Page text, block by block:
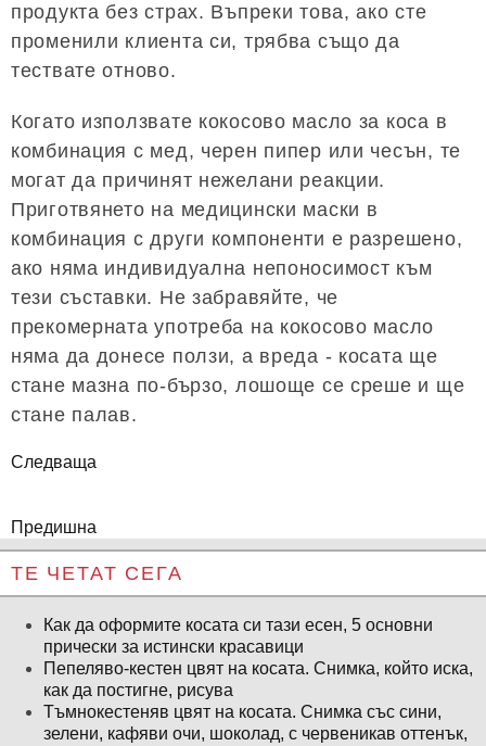
продукта без страх. Въпреки това, ако сте
променили клиента си, трябва също да
тествате отново.
Когато използвате кокосово масло за коса в
комбинация с мед, черен пипер или чесън, те
могат да причинят нежелани реакции.
Приготвянето на медицински маски в
комбинация с други компоненти е разрешено,
ако няма индивидуална непоносимост към
тези съставки. Не забравяйте, че
прекомерната употреба на кокосово масло
няма да донесе ползи, а вреда - косата ще
стане мазна по-бързо, лошоще се среше и ще
стане палав.
Следваща
Предишна
ТЕ ЧЕТАТ СЕГА
Как да оформите косата си тази есен, 5 основни
прически за истински красавици
Пепеляво-кестен цвят на косата. Снимка, който иска,
как да постигне, рисува
Тъмнокестеняв цвят на косата. Снимка със сини,
зелени, кафяви очи, шоколад, с червеникав оттенък,